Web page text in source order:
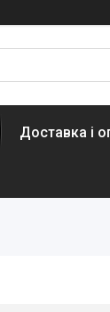
Доставка і